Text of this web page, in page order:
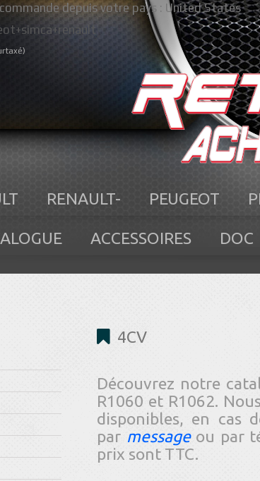
depuis votre pays : United States
RENAULT- PEUGEOT
ACCESSOIRES DOC
4CV
Découvrez notre
R1060 et R1062.
disponibles, en cas
par message ou par
prix sont TTC.